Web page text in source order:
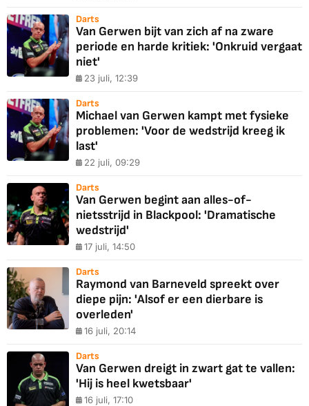
Darts
Van Gerwen bijt van zich af na zware
periode en harde kritiek: 'Onkruid vergaat
niet'
23 juli, 12:39
Darts
Michael van Gerwen kampt met fysieke
problemen: 'Voor de wedstrijd kreeg ik
last'
22 juli, 09:29
Darts
Van Gerwen begint aan alles-of-
nietsstrijd in Blackpool: 'Dramatische
wedstrijd'
17 juli, 14:50
Darts
Raymond van Barneveld spreekt over
diepe pijn: 'Alsof er een dierbare is
overleden'
16 juli, 20:14
Darts
Van Gerwen dreigt in zwart gat te vallen:
'Hij is heel kwetsbaar'
16 juli, 17:10